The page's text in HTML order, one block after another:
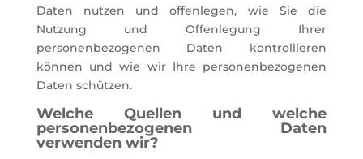
Daten nutzen und offenlegen, wie Sie die
Nutzung und Offenlegung Ihrer
personenbezogenen Daten kontrollieren
können und wie wir Ihre personenbezogenen
Daten schützen.
Welche Quellen und welche
personenbezogenen Daten
verwenden wir?